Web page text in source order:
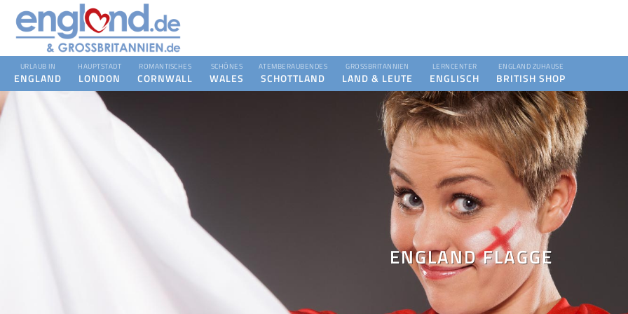
URLAUB IN
ENGLAND
HAUPTSTADT
LONDON
ROMANTISCHES
CORNWALL
SCHÖNES
WALES
ATEMBERAUBENDES
SCHOTTLAND
GROSSBRITANNIEN
LAND & LEUTE
LERNCENTER
ENGLISCH
ENGLAND ZUHAUSE
BRITISH SHOP
ENGLAND FLAGGE